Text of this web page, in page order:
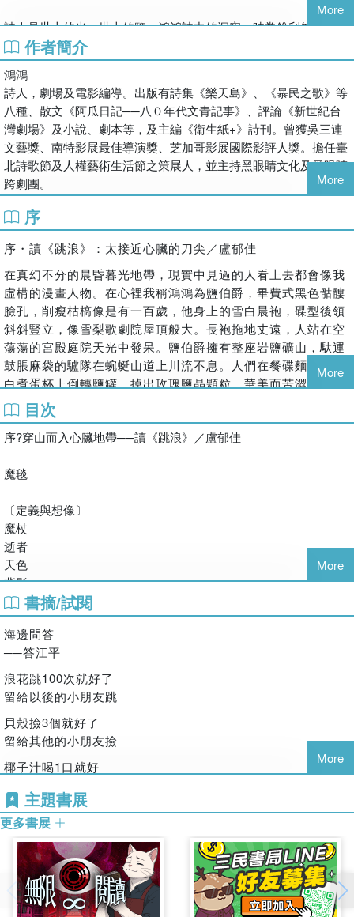
詩人是世上的光，世上的鹽。鴻鴻詩中的洞察，時常銳利無情。而
群眾生病受苦時，詩會率先成為解藥。一次跳浪，一首藍調。在生
活中反覆提煉，使讀者也體驗到轉化，感受生命瞬息萬變。能夠從
煩惱中抽身，意識到詩在吹拂我們，覺得活著真好，那就是餐桌上
的鹽，令人感謝。
──盧郁佳
More
作者簡介
鴻鴻
詩人，劇場及電影編導。出版有詩集《樂天島》、《暴民之歌》等
八種、散文《阿瓜日記──八０年代文青記事》、評論《新世紀台
灣劇場》及小說、劇本等，及主編《衛生紙+》詩刊。曾獲吳三連
文藝獎、南特影展最佳導演獎、芝加哥影展國際影評人獎。擔任臺
北詩歌節及人權藝術生活節之策展人，並主持黑眼睛文化及黑眼睛
跨劇團。
More
序
序・讀《跳浪》：太接近心臟的刀尖／盧郁佳
在真幻不分的晨昏暮光地帶，現實中見過的人看上去都會像我
虛構的漫畫人物。在心裡我稱鴻鴻為鹽伯爵，畢費式黑色骷髏
臉孔，削瘦枯槁像是有一百歲，他身上的雪白晨袍，碟型後領
斜斜豎立，像雪梨歌劇院屋頂般大。長袍拖地丈遠，人站在空
蕩蕩的宮殿庭院天光中發呆。鹽伯爵擁有整座岩鹽礦山，馱運
鼓脹麻袋的驢隊在蜿蜒山道上川流不息。人們在餐碟麵包片或
白煮蛋杯上倒轉鹽罐，掉出玫瑰鹽晶顆粒，華美而苦澀。華美
是甜的，但是苦澀。
全境牛馬都要舔食切出的鹽磚才能正常代謝，多年來挖空整座
山，山殼如同一層薄薄蛋殼。殼裡由礦脈削出來，粉紅色高聳
天花板的弧線，像是繃在體腔內的薄膜，砂質啞光粉紅色。只
風，寒意會提醒遊人，周圍看似宮殿而仍是在山裡。不是登山
者走在山的表面，而是在山心中。在穿山隧道裡。
●
才可以進入生命。當別人在生活之外的架空世界雕琢長詩巨構
裡提煉生命，做任何事都不脫提煉。《跳浪》選編鴻鴻近三年
來的短詩，鎔鑄了這三年人我的動盪轉移，在〈海邊問答──
答江平〉後記中他解釋：「詩來自生活的真實體驗，然後用有
趣的文字一邊尋找、一邊記錄下來，讓讀到的人也能感受到我
們的疑問，我們的感動。」將潛盾鑽探簡稱為「有趣的文
字」，令人驚訝原來可以這樣嗎。原來是這樣啊。
在《跳浪》一開始，詩人的生命基調是「歡快的旋律後有隱隱
的悲哀」（〈東勢組曲〉）。像是一種同學少年情懷，但凡暢
聚談笑的歡樂太滿，溢出名為他的這個杯子，總會觸動心弦愁
緒，有一股衝動直想要跑出門外，跑到天黑無人的草地上放聲
大哭。書中首輯以父親觀點寫陪四歲幼子成長，每被童言童語
逗樂，窺見孩童神秘龐大的心靈宇宙、新鮮思維，得以觀察、
參與童年。詩中父子遊戲笑鬧的歡樂，總襯以「終有盡頭」的
哀傷鑲邊，由自己的快樂想到自己四歲時是否曾讓爸爸這麼快
樂，由對摯愛藝術家的傷逝想到自己終有一天也會離開，由孩
More
目次
序?穿山而入心臟地帶──讀《跳浪》／盧郁佳
魔毯
〔定義與想像〕
魔杖
逝者
天色
背影
孩子的爵士樂
爸爸節快樂
兒童天地
單人沙發
透明之歌
野溪溫泉
詩的定義
天氣新
完整的世界
幸福
Misty
吻與音樂
浮雲
幸福的人不會想到幸福
校園小說
More
書摘/試閱
海邊問答
──答江平
浪花跳100次就好了
留給以後的小朋友跳
貝殼撿3個就好了
留給其他的小朋友撿
椰子汁喝1口就好
只有小黃瓜壽司
整盤吃完
鮭魚留給今天認識的姊姊
然後把這些全部留給雪隧的夢
醒來後問
More
主題書展
更多書展